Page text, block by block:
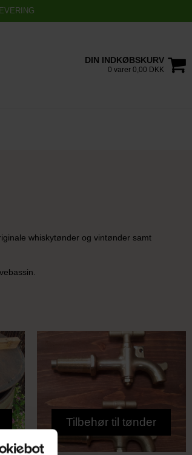
DIN INDKØBSKURV
0 varer 0,00 DKK
whiskytønder og vintønder samt
Tilbehør til tønder